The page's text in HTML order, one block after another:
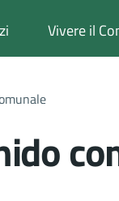
Vivere il